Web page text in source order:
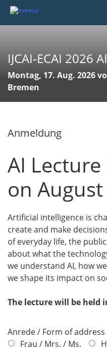
IJCAI-ECAI 2026
Montag, 17. Aug. 2026
Bremen
Anmeldung
AI
on
Artificial intelligence is
create and make
of everyday life, the
about what the
we understand AI, how
we shape its impact on
The lecture will be held
Anrede / Form of address
Frau / Mrs. / Ms.